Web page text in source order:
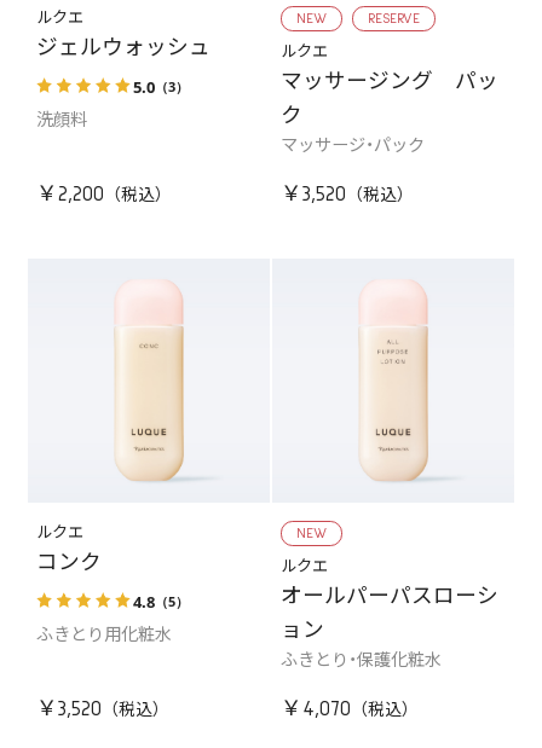
ルクエ
ジェルウォッシュ
5.0 （3）
洗顔料
￥2,200
NEW RESERVE
ルクエ
マッサージング パッ
ク
マッサージ・パック
￥3,520
ルクエ
コンク
4.8 （5）
ふきとり用化粧水
￥3,520
NEW
ルクエ
オールパーパスローシ
ョン
ふきとり・保護化粧水
￥4,070